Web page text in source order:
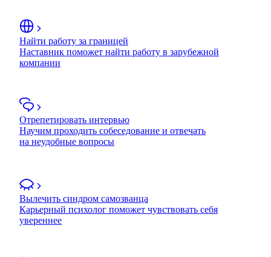
Найти работу за границей
Наставник поможет найти работу в зарубежной
компании
Отрепетировать интервью
Научим проходить собеседование и отвечать
на неудобные вопросы
Вылечить синдром самозванца
Карьерный психолог поможет чувствовать себя
увереннее